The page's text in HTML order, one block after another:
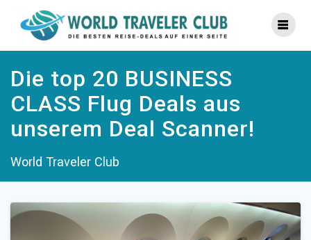
Inhalt
springen
Die top 20 BUSINESS
CLASS Flug Deals aus
unserem Deal Scanner!
World Traveler Club